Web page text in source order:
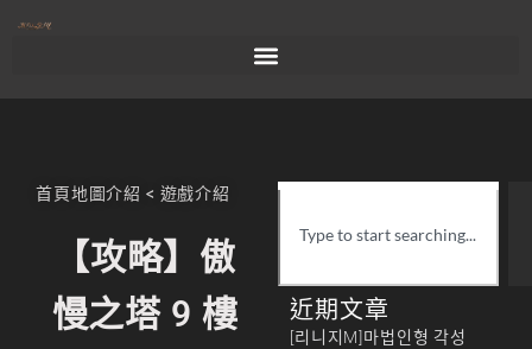
首頁地圖介紹 < 遊戲介紹
【攻略】傲
慢之塔 9 樓
近期文章
[리니지M]마법인형 각성